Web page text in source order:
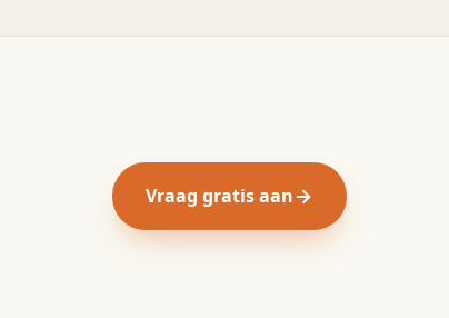
Vraag gratis aan